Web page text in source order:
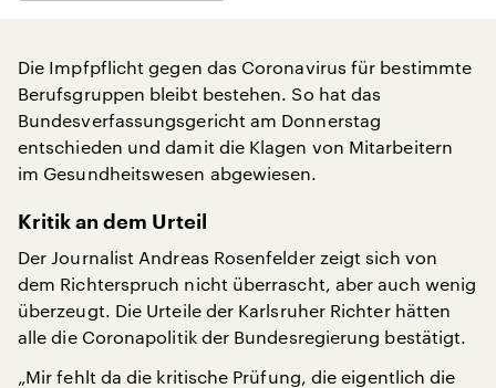
Die Impfpflicht gegen das Coronavirus für bestimmte
Berufsgruppen bleibt bestehen. So hat das
Bundesverfassungsgericht am Donnerstag
entschieden und damit die Klagen von Mitarbeitern
im Gesundheitswesen abgewiesen.
Kritik an dem Urteil
Der Journalist Andreas Rosenfelder zeigt sich von
dem Richterspruch nicht überrascht, aber auch wenig
überzeugt. Die Urteile der Karlsruher Richter hätten
alle die Coronapolitik der Bundesregierung bestätigt.
„Mir fehlt da die kritische Prüfung, die eigentlich die